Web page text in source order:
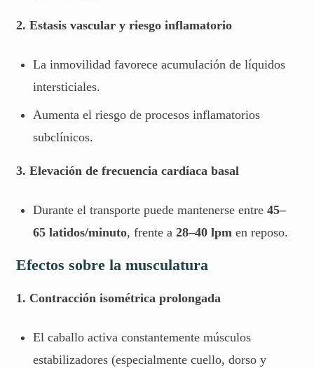
2. Estasis vascular y riesgo inflamatorio
La inmovilidad favorece acumulación de líquidos
intersticiales.
Aumenta el riesgo de procesos inflamatorios
subclínicos.
3. Elevación de frecuencia cardíaca basal
Durante el transporte puede mantenerse entre 45–
65 latidos/minuto, frente a 28–40 lpm en reposo.
Efectos sobre la musculatura
1. Contracción isométrica prolongada
El caballo activa constantemente músculos
estabilizadores (especialmente cuello, dorso y